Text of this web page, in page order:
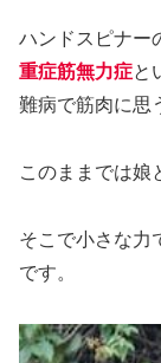
ハンドスピナー
重症筋無力症と
難病で筋肉に思
このままでは娘
そこで小さな力
です。